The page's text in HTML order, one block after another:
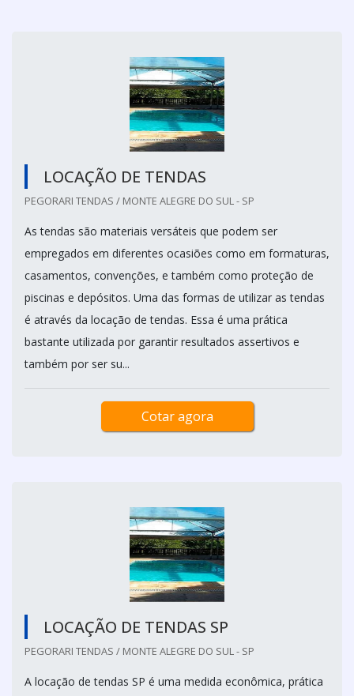
LOCAÇÃO DE TENDAS
PEGORARI TENDAS / MONTE ALEGRE DO SUL - SP
As tendas são materiais versáteis que podem ser
empregados em diferentes ocasiões como em formaturas,
casamentos, convenções, e também como proteção de
piscinas e depósitos. Uma das formas de utilizar as tendas
é através da locação de tendas. Essa é uma prática
bastante utilizada por garantir resultados assertivos e
também por ser su...
Cotar agora
LOCAÇÃO DE TENDAS SP
PEGORARI TENDAS / MONTE ALEGRE DO SUL - SP
A locação de tendas SP é uma medida econômica, prática